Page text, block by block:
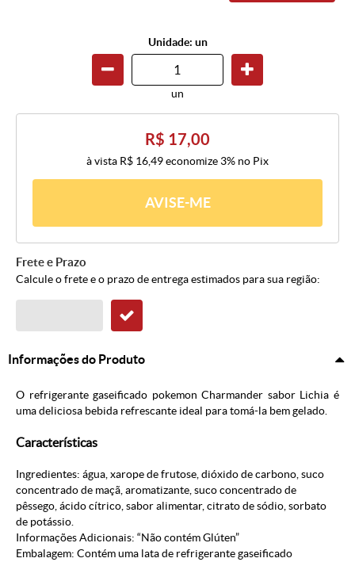
Unidade: un
un
R$ 17,00
à vista R$ 16,49economize 3% no Pix
AVISE-ME
Frete e Prazo
Calcule o frete e o prazo de entrega estimados para sua região:
Informações do Produto
O refrigerante gaseificado pokemon Charmander sabor Lichia é
uma deliciosa bebida refrescante ideal para tomá-la bem gelado.
Características
Ingredientes: água, xarope de frutose, dióxido de carbono, suco
concentrado de maçã, aromatizante, suco concentrado de
pêssego, ácido cítrico, sabor alimentar, citrato de sódio, sorbato
de potássio.
Informações Adicionais: “Não contém Glúten”
Embalagem: Contém uma lata de refrigerante gaseificado